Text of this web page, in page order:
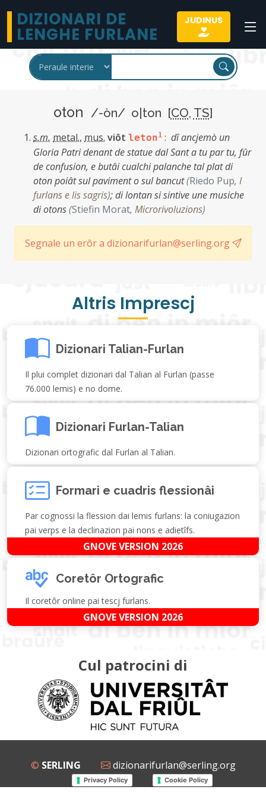
DIZIONARI DE
LENGHE FURLANE
JUDINUS
oton /-òn/ o|ton [CO, TS]
s.m. metal., mus. viôt leton1 : dî ancjemò un
Gloria Patri denant de statue dal Sant a tu par tu, fûr
de confusion, e butâi cualchi palanche tal plat di
oton poiât sul paviment o sul bancut(Riedo Pup, I
furlans e lis sagris);di lontan si sintive une musiche
di otons(Stiefin Morat, Microrivoluzions)
Segnale un erôr a dizionarifurlan@serling.org
Altris Imprescj
Dizionari Talian-Furlan
Il plui complet dizionari dal Talian al Furlan (passe
76.000 lemis) e no dome.
Dizionari Furlan-Talian
Dizionari ortografic dal Furlan al Talian.
Formari e cuadris flessionâi
Par cognossi la flession dai lemis furlans: la coniugazion
pai verps e la declinazion pai nons e adietîfs.
GNOVE VERSION 2026
Coretôr Ortografic
Il coretôr online pai tescj furlans.
GNOVE VERSION 2026
Cul patrocini di
© SERLING dizionarifurlan@serling.org
Privacy Policy Cookie Policy